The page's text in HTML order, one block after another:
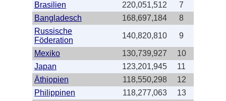
Brasilien
220,051,512
7
Bangladesch
168,697,184
8
Russische
Föderation
140,820,810 9
Mexiko 130,739,927
10
Japan
123,201,945
11
Äthiopien
118,550,298
12
Philippinen
118,277,063
13